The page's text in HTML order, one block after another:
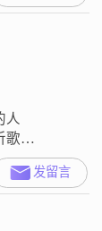
人
歌
鱼喜欢小
发留言